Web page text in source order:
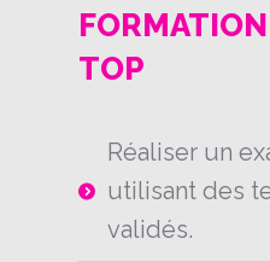
TOP
Réaliser un
utilisant des
validés.